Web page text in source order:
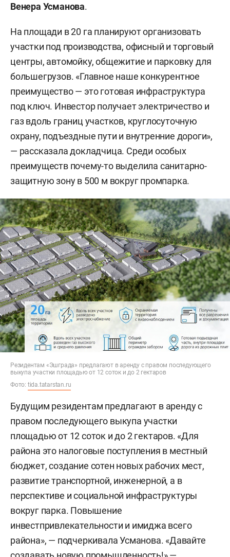
Венера Усманова.
На площади в 20 га планируют организовать
участки под производства, офисный и торговый
центры, автомойку, общежитие и парковку для
большегрузов. «Главное наше конкурентное
преимущество — это готовая инфраструктура
под ключ. Инвестор получает электричество и
газ вдоль границ участков, круглосуточную
охрану, подъездные пути и внутренние дороги»,
— рассказала докладчица. Среди особых
преимуществ почему-то выделила санитарно-
защитную зону в 500 м вокруг промпарка.
Резидентам «Эшграда» предлагают в аренду с правом последующего
выкупа участки площадью от 12 соток и до 2 гектаров
Фото: tida.tatarstan.ru
Будущим резидентам предлагают в аренду с
правом последующего выкупа участки
площадью от 12 соток и до 2 гектаров. «Для
района это налоговые поступления в местный
бюджет, создание сотен новых рабочих мест,
развитие транспортной, инженерной, а в
перспективе и социальной инфраструктуры
вокруг парка. Повышение
инвестпривлекательности и имиджа всего
района», — подчеркивала Усманова. «Давайте